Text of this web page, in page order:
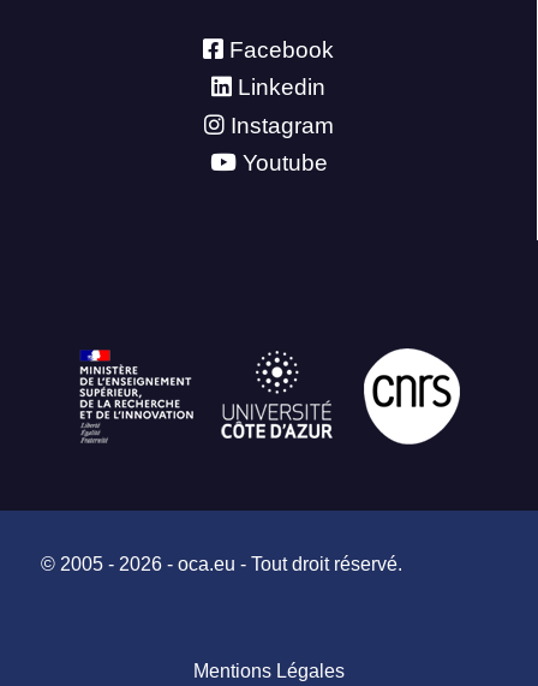
Facebook
Linkedin
Instagram
Youtube
© 2005 - 2026 - oca.eu - Tout droit réservé.
Mentions Légales